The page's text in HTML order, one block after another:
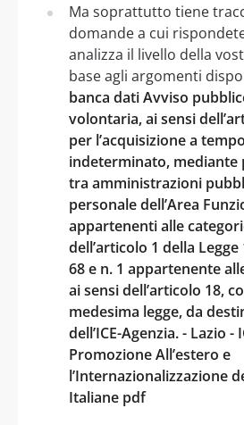
Ma soprattutto tiene
domande a cui
analizza il livello della
base agli argomenti
banca dati Avviso
volontaria, ai sensi
per l’acquisizione a
indeterminato, mediante
tra amministrazioni
personale dell’Area
appartenenti alle
dell’articolo 1 della
68 e n. 1 appartenente
ai sensi dell’articolo 18,
medesima legge, da
dell’ICE-Agenzia. - Lazio -
Promozione All’estero e
l’Internazionalizzazione
Italiane pdf